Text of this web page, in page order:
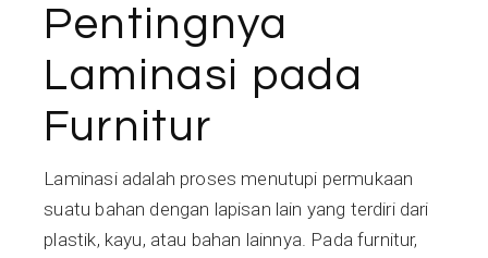
Pentingnya
Laminasi pada
Furnitur
Laminasi adalah proses menutupi permukaan
suatu bahan dengan lapisan lain yang terdiri dari
plastik, kayu, atau bahan lainnya. Pada furnitur,